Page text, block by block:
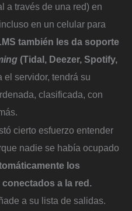
a través de una red) en
en un celular para
también les da soporte
(Tidal, Deezer, Spotify,
el servidor, tendrá su
clasificada, con
cierto esfuerzo entender
nadie se había ocupado
los
a la red.
a su lista de salidas.